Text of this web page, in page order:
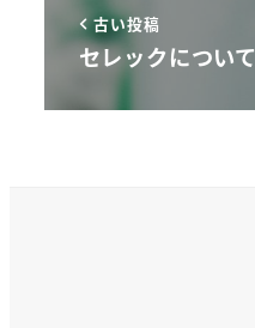
古い投稿
セレックについて